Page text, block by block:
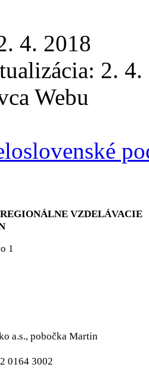
4. 2018
2.
Webu
VZDELÁVACIE
1
a.s., pobočka Martin
0164 3002